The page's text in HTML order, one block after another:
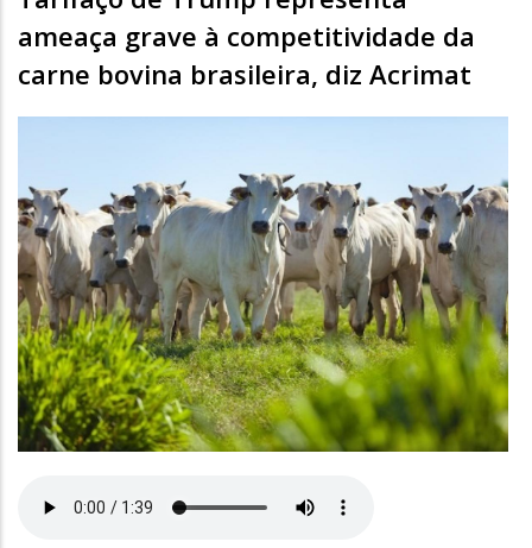
ameaça grave à competitividade da
carne bovina brasileira, diz Acrimat